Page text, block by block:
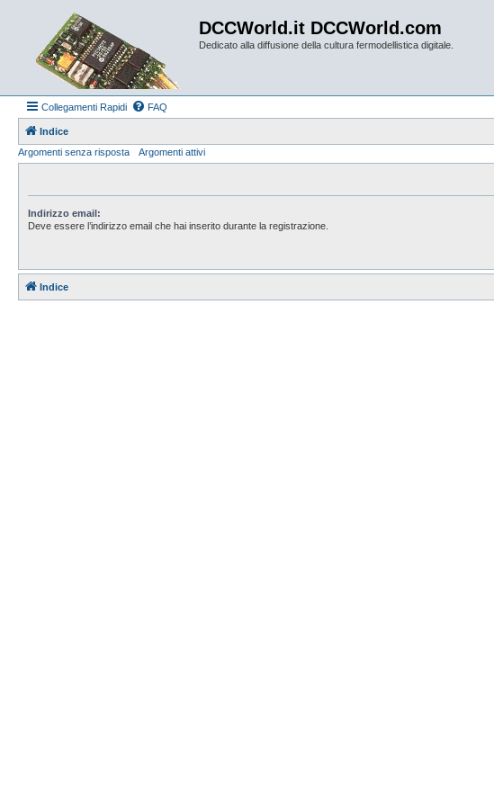
DCCWorld.it DCCWorld.com
Dedicato alla diffusione della cultura fermodellistica digitale.
Collegamenti Rapidi FAQ
Indice
Argomenti senza risposta
Argomenti attivi
Indirizzo email:
Deve essere l’indirizzo email che hai inserito durante la registrazione.
Indice